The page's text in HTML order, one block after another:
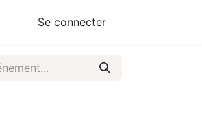
Se connecter